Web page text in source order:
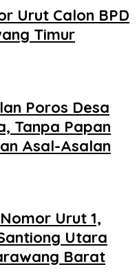
Urut Calon BPD
Timur
Poros Desa
Tanpa Papan
Asal-Asalan
Urut 1,
Utara
Barat